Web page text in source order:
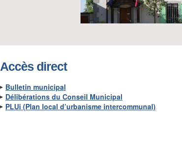
Accès direct
Bulletin municipal
Délibérations du Conseil Municipal
PLUi (Plan local d’urbanisme intercommunal)